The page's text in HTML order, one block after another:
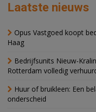
Laatste nieuws
Opus Vastgoed koopt
Haag
Bedrijfsunits Nieuw-
Rotterdam volledig
Huur of bruikleen: Een
onderscheid